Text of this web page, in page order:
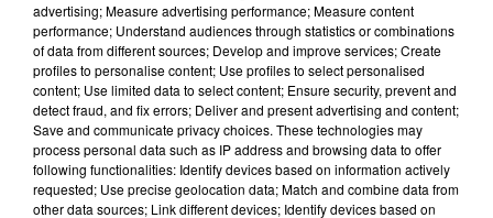
des gourmandises. Enfin des goodies et"ex libris" -
vignettes rares et très recherchées-"autour de
plusieurs séries"seront offerts.
advertising; Measure advertising performance; Measure content
performance; Understand audiences through statistics or combinations
of data from different sources; Develop and improve services; Create
profiles to personalise content; Use profiles to select personalised
content; Use limited data to select content; Ensure security, prevent and
detect fraud, and fix errors; Deliver and present advertising and content;
Save and communicate privacy choices. These technologies may
process personal data such as IP address and browsing data to offer
following functionalities: Identify devices based on information actively
requested; Use precise geolocation data; Match and combine data from
other data sources; Link different devices; Identify devices based on